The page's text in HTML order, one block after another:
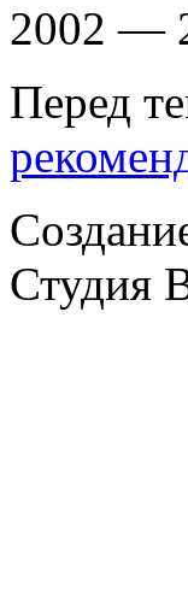
2002 —
Перед
Студия